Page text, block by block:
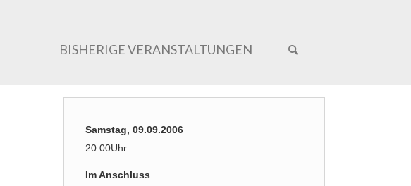
BISHERIGE VERANSTALTUNGEN
Samstag, 09.09.2006
20:00Uhr
Im Anschluss